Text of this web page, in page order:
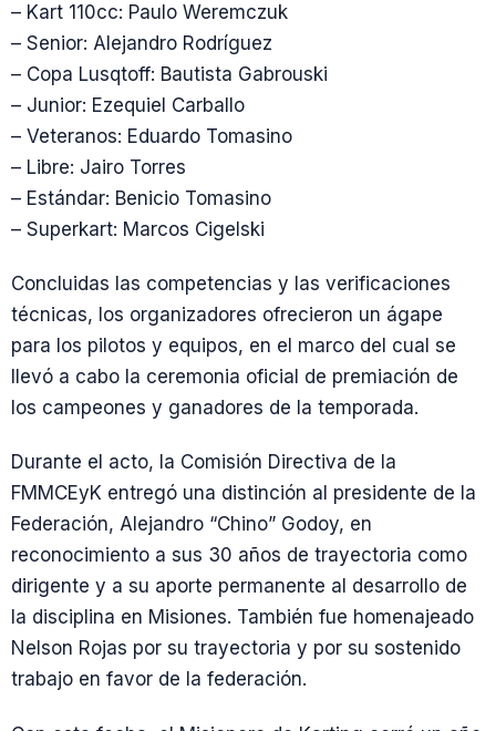
– Kart 110cc: Paulo Weremczuk
– Senior: Alejandro Rodríguez
– Copa Lusqtoff: Bautista Gabrouski
– Junior: Ezequiel Carballo
– Veteranos: Eduardo Tomasino
– Libre: Jairo Torres
– Estándar: Benicio Tomasino
– Superkart: Marcos Cigelski
Concluidas las competencias y las verificaciones
técnicas, los organizadores ofrecieron un ágape
para los pilotos y equipos, en el marco del cual se
llevó a cabo la ceremonia oficial de premiación de
los campeones y ganadores de la temporada.
Durante el acto, la Comisión Directiva de la
FMMCEyK entregó una distinción al presidente de la
Federación, Alejandro “Chino” Godoy, en
reconocimiento a sus 30 años de trayectoria como
dirigente y a su aporte permanente al desarrollo de
la disciplina en Misiones. También fue homenajeado
Nelson Rojas por su trayectoria y por su sostenido
trabajo en favor de la federación.